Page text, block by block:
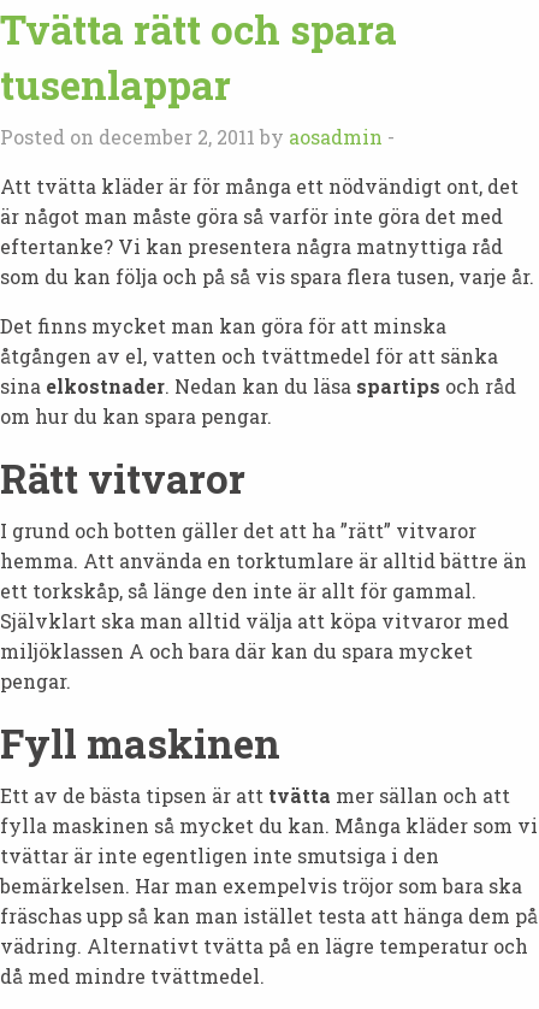
Tvätta rätt och spara
tusenlappar
Posted on december 2, 2011 by aosadmin -
Att tvätta kläder är för många ett nödvändigt ont, det
är något man måste göra så varför inte göra det med
eftertanke? Vi kan presentera några matnyttiga råd
som du kan följa och på så vis spara flera tusen, varje år.
Det finns mycket man kan göra för att minska
åtgången av el, vatten och tvättmedel för att sänka
sina elkostnader. Nedan kan du läsa spartips och råd
om hur du kan spara pengar.
Rätt vitvaror
I grund och botten gäller det att ha ”rätt” vitvaror
hemma. Att använda en torktumlare är alltid bättre än
ett torkskåp, så länge den inte är allt för gammal.
Självklart ska man alltid välja att köpa vitvaror med
miljöklassen A och bara där kan du spara mycket
pengar.
Fyll maskinen
Ett av de bästa tipsen är att tvätta mer sällan och att
fylla maskinen så mycket du kan. Många kläder som vi
tvättar är inte egentligen inte smutsiga i den
bemärkelsen. Har man exempelvis tröjor som bara ska
fräschas upp så kan man istället testa att hänga dem på
vädring. Alternativt tvätta på en lägre temperatur och
då med mindre tvättmedel.